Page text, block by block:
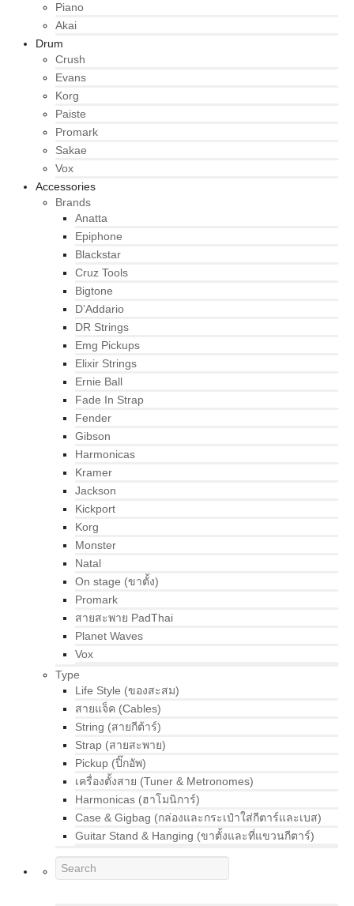
Piano
Akai
Drum
Crush
Evans
Korg
Paiste
Promark
Sakae
Vox
Accessories
Brands
Anatta
Epiphone
Blackstar
Cruz Tools
Bigtone
D’Addario
DR Strings
Emg Pickups
Elixir Strings
Ernie Ball
Fade In Strap
Fender
Gibson
Harmonicas
Kramer
Jackson
Kickport
Korg
Monster
Natal
On stage (ขาตั้ง)
Promark
สายสะพาย PadThai
Planet Waves
Vox
Type
Life Style (ของสะสม)
สายแจ็ค (Cables)
String (สายกีต้าร์)
Strap (สายสะพาย)
Pickup (ปิ๊กอัพ)
เครื่องตั้งสาย (Tuner & Metronomes)
Harmonicas (ฮาโมนิการ์)
Case & Gigbag (กล่องและกระเป๋าใส่กีตาร์และเบส)
Guitar Stand & Hanging (ขาตั้งและที่แขวนกีตาร์)